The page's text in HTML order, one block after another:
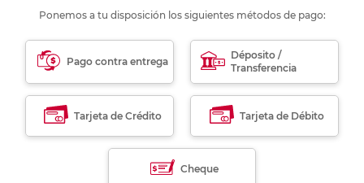
Ponemos a tu disposición los siguientes métodos de pago:
Pago contra entrega
Déposito /
Transferencia
Tarjeta de Crédito Tarjeta de Débito
Cheque